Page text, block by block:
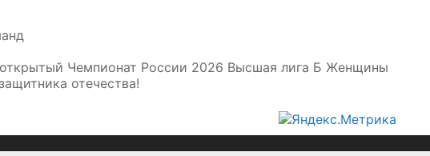
Чемпионат России 2026 Высшая лига Б Женщины
отечества!